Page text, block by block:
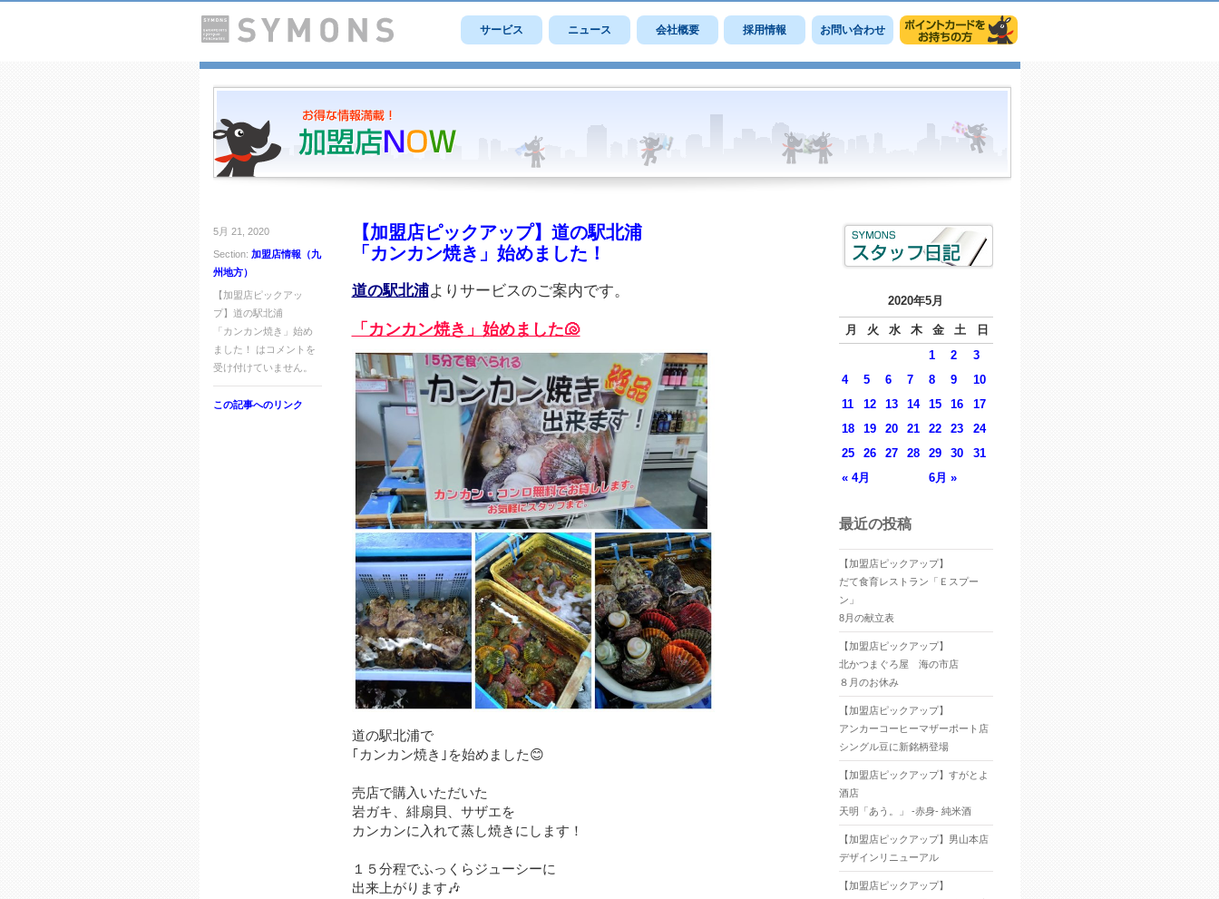
サービス ニュース 会社概要 採用情報 お問い合わせ
5月 21, 2020
Section: 加盟店情報（九
州地方）
【加盟店ピックアッ
プ】道の駅北浦
「カンカン焼き」始め
ました！ は コメントを
受け付けていません。
この記事へのリンク
【加盟店ピックアップ】道の駅北浦
「カンカン焼き」始めました！
道の駅北浦よりサービスのご案内です。
「カンカン焼き」始めました🐚
道の駅北浦で
｢カンカン焼き｣を始めました😊
売店で購入いただいた
岩ガキ、緋扇貝、サザエを
カンカンに入れて蒸し焼きにします！
１５分程でふっくらジューシーに
出来上がります🎶
2020年5月
月 火 水 木 金 土 日
« 4月 6月 »
1 2
3
4
5 6 7 8 9
10
11
12 13 14 15 16
17
18
19 20 21 22 23
24
25
26 27 28 29 30 31
最近の投稿
【加盟店ピックアップ】
だて食育レストラン「Ｅスプー
ン」
8月の献立表
【加盟店ピックアップ】
北かつまぐろ屋 海の市店
８月のお休み
【加盟店ピックアップ】
アンカーコーヒーマザーポート店
シングル豆に新銘柄登場
【加盟店ピックアップ】すがとよ
酒店
天明「あう。」 -赤身- 純米酒
【加盟店ピックアップ】男山本店
デザインリニューアル
【加盟店ピックアップ】